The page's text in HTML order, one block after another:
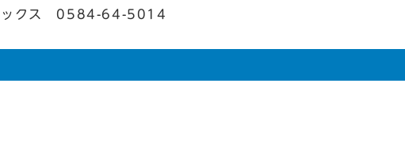
クス 0584-64-5014